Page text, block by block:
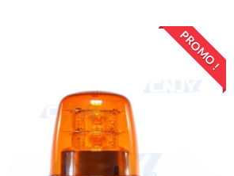
LED ORANGE 48W LISSE MAGNÉTIQUE ECE R65
PROMO !